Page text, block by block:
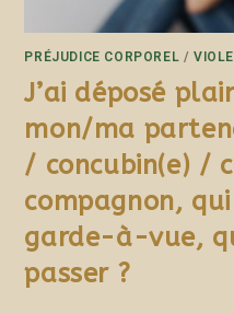
PRÉJUDICE CORPOREL /
J’ai déposé
mon/ma
/ concubin(e) /
compagnon,
garde-à-vue,
passer ?